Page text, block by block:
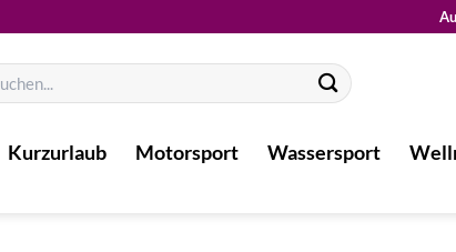
Kurzurlaub Motorsport Wassersport